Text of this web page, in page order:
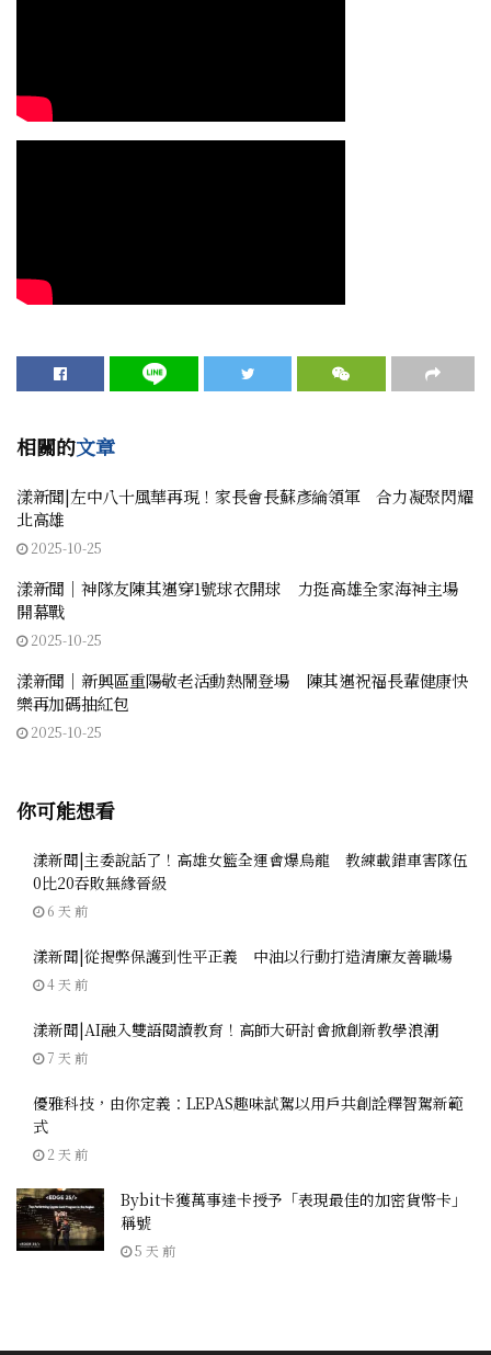
相關的文章
漾新聞|左中八十風華再現！家長會長蘇彥綸領軍 合力凝聚閃耀
北高雄
2025-10-25
漾新聞｜神隊友陳其邁穿1號球衣開球 力挺高雄全家海神主場
開幕戰
2025-10-25
漾新聞｜新興區重陽敬老活動熱鬧登場 陳其邁祝福長輩健康快
樂再加碼抽紅包
2025-10-25
你可能想看
漾新聞|主委說話了！高雄女籃全運會爆烏龍 教練載錯車害隊伍
0比20吞敗無緣晉級
6 天 前
漾新聞|從揭弊保護到性平正義 中油以行動打造清廉友善職場
4 天 前
漾新聞|AI融入雙語閱讀教育！高師大研討會掀創新教學浪潮
7 天 前
優雅科技，由你定義：LEPAS趣味試駕以用戶共創詮釋智駕新範
式
2 天 前
Bybit卡獲萬事達卡授予「表現最佳的加密貨幣卡」
稱號
5 天 前